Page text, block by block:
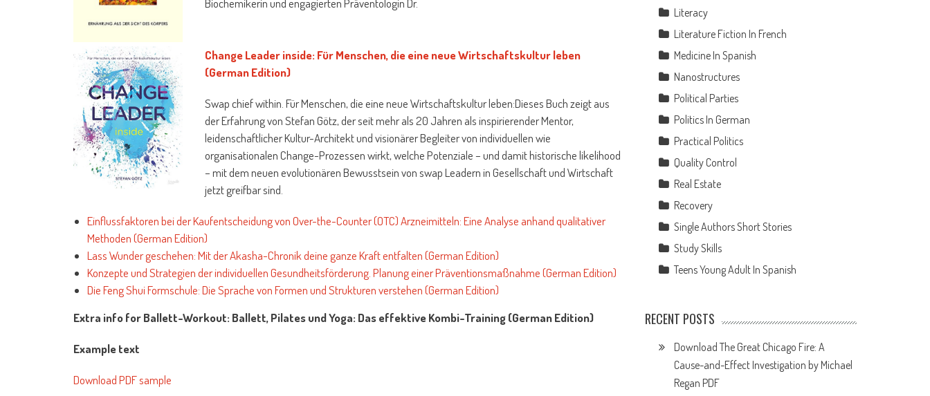
Biochemikerin und engagierten Präventologin Dr.
Change Leader inside: Für Menschen, die eine neue Wirtschaftskultur leben
(German Edition)
Swap chief within. Für Menschen, die eine neue Wirtschaftskultur leben:Dieses Buch zeigt aus
der Erfahrung von Stefan Götz, der seit mehr als 20 Jahren als inspirierender Mentor,
leidenschaftlicher Kultur-Architekt und visionärer Begleiter von individuellen wie
organisationalen Change-Prozessen wirkt, welche Potenziale – und damit historische likelihood
– mit dem neuen evolutionären Bewusstsein von swap Leadern in Gesellschaft und Wirtschaft
jetzt greifbar sind.
Einflussfaktoren bei der Kaufentscheidung von Over-the-Counter (OTC) Arzneimitteln: Eine Analyse anhand qualitativer
Methoden (German Edition)
Lass Wunder geschehen: Mit der Akasha-Chronik deine ganze Kraft entfalten (German Edition)
Konzepte und Strategien der individuellen Gesundheitsförderung. Planung einer Präventionsmaßnahme (German Edition)
Die Feng Shui Formschule: Die Sprache von Formen und Strukturen verstehen (German Edition)
Extra info for Ballett-Workout: Ballett, Pilates und Yoga: Das effektive Kombi-Training (German Edition)
Example text
Download PDF sample
Literacy
Literature Fiction In French
Medicine In Spanish
Nanostructures
Political Parties
Politics In German
Practical Politics
Quality Control
Real Estate
Recovery
Single Authors Short Stories
Study Skills
Teens Young Adult In Spanish
RECENT POSTS
Download The Great Chicago Fire: A
Cause-and-Effect Investigation by Michael
Regan PDF